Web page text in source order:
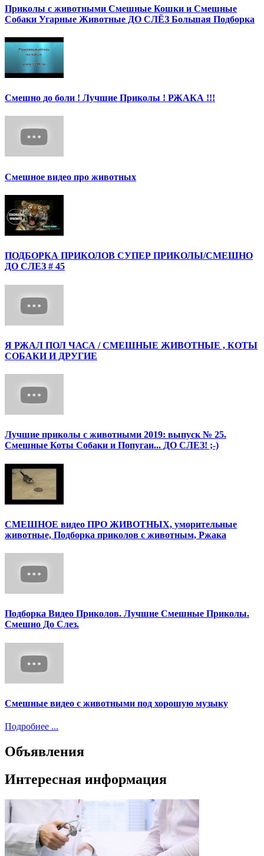
Приколы с животными Смешные Кошки и Смешные
Собаки Угарные Животные ДО СЛЁЗ Большая Подборка
Смешно до боли ! Лучшие Приколы ! РЖАКА !!!
Смешное видео про животных
ПОДБОРКА ПРИКОЛОВ СУПЕР ПРИКОЛЫ/СМЕШНО
ДО СЛЕЗ # 45
Я РЖАЛ ПОЛ ЧАСА / СМЕШНЫЕ ЖИВОТНЫЕ , КОТЫ
СОБАКИ И ДРУГИЕ
Лучшие приколы с животными 2019: выпуск № 25.
Смешные Коты Собаки и Попугаи... ДО СЛЕЗ! ;-)
СМЕШНОЕ видео ПРО ЖИВОТНЫХ, уморительные
животные, Подборка приколов с животным, Ржака
Подборка Видео Приколов. Лучшие Смешные Приколы.
Смешно До Слез.
Смешные видео с животными под хорошую музыку
Подробнее ...
Объявления
Интересная информация